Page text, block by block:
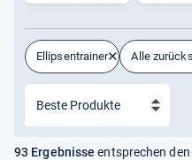
Ellipsentrainer Alle
93 Ergebnisse entsprechen